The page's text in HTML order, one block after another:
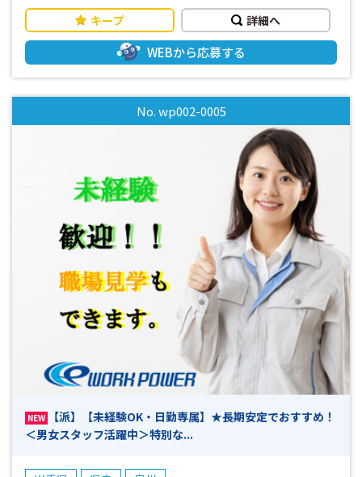
が出来ます！ ・未経験者歓迎☆！経験者のご応募もお待ちし
ております！！ ・当社スタッフも多数活躍中！ ・20代～60代
と幅広い年齢層の男女スタッフ活躍中！！ ・週払いOK！お仕
事を初めてすぐの時や急な出費の時も安心！ ・事前の工場見
学ＯＫ！見学だけでもどうぞ☆☆ ■まずはお気軽にお問い
合わせください！■ 皆様からのご応募お待ちしておりま
キープ 詳細へ
WEBから応募する
No. wp002-0005
NEW
【派】【未経験OK・日勤専属】★長期安定でおすすめ！
＜男女スタッフ活躍中＞特別な...